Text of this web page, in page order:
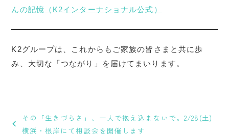
んの記憶（K2インターナショナル公式）
K2グループは、これからもご家族の皆さまと共に歩
み、大切な「つながり」を届けてまいります。
ナ
その「生きづらさ」、一人で抱え込まないで。2/28(土)
横浜・根岸にて相談会を開催します